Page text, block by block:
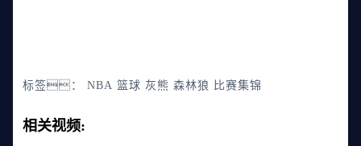
标签： NBA 篮球 灰熊 森林狼 比赛集锦
相关视频: